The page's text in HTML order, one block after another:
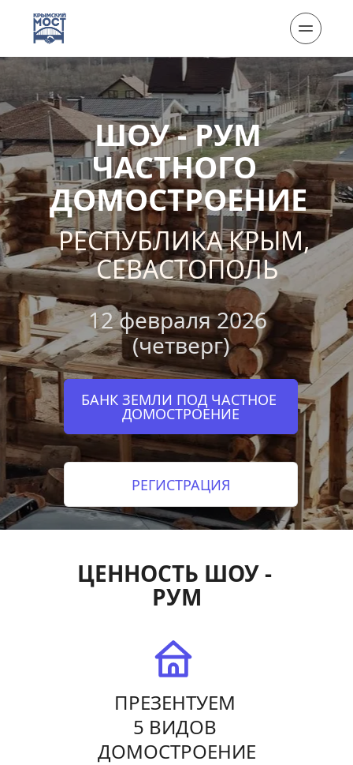
ШОУ - РУМ
ЧАСТНОГО
ДОМОСТРОЕНИЕ
12 февраля 2026
(четверг)
БАНК ЗЕМЛИ ПОД ЧАСТНОЕ
ДОМОСТРОЕНИЕ
РЕСПУБЛИКА КРЫМ,
СЕВАСТОПОЛЬ
РЕГИСТРАЦИЯ
ЦЕННОСТЬ ШОУ -
РУМ
ПРЕЗЕНТУЕМ
5 ВИДОВ
ДОМОСТРОЕНИЕ